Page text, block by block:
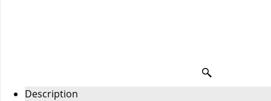
Description